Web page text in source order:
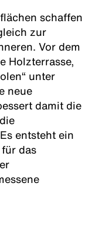
schaffen
zur
Vor dem
Holzterrasse,
unter
neue
damit die
entsteht ein
das